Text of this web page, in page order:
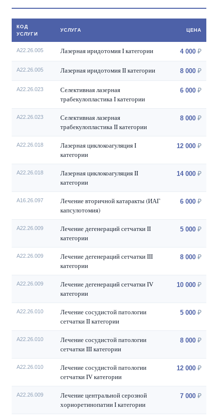
КОД
УСЛУГИ
УСЛУГА ЦЕНА
A22.26.005 Лазерная иридотомия I категории 4 000
A22.26.005 Лазерная иридотомия II категории 8 000
A22.26.023
Селективная лазерная
трабекулопластика I категории
6 000
A22.26.023
Селективная лазерная
трабекулопластика II категории
8 000
A22.26.018
Лазерная циклокоагуляция I
категории
12 000
A22.26.018
Лазерная циклокоагуляция II
категории
14 000
A16.26.097
Лечение вторичной катаракты (ИАГ
капсулотомия)
6 000
A22.26.009
Лечение дегенераций сетчатки II
категории
5 000
A22.26.009
Лечение дегенераций сетчатки III
категории
8 000
A22.26.009
Лечение дегенераций сетчатки IV
категории
10 000
A22.26.010
Лечение сосудистой патологии
сетчатки II категории
5 000
A22.26.010
Лечение сосудистой патологии
сетчатки III категории
8 000
A22.26.010
Лечение сосудистой патологии
сетчатки IV категории
12 000
A22.26.009
Лечение центральной серозной
хориоретинопатии I категории
7 000